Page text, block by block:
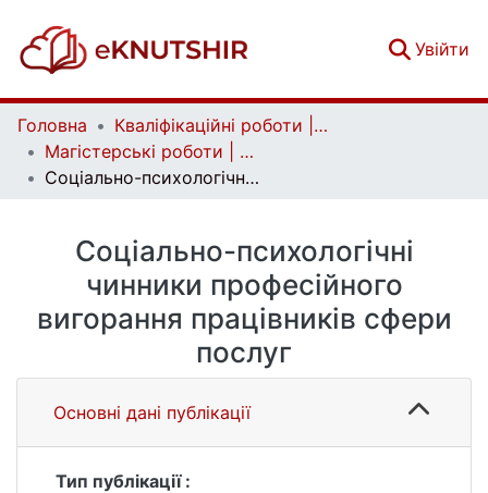
Увійти
Головна
Кваліфікаційні роботи | Qualifying works
Магістерські роботи | Master's theses
Соціально-психологічні чинники професійного вигорання працівників сфери послуг
Соціально-психологічні
чинники професійного
вигорання працівників сфери
послуг
Основні дані публікації
Тип публікації :